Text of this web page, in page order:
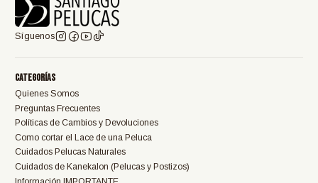
Síguenos
Categorías
Quienes Somos
Preguntas Frecuentes
Políticas de Cambios y Devoluciones
Como cortar el Lace de una Peluca
Cuidados Pelucas Naturales
Cuidados de Kanekalon (Pelucas y Postizos)